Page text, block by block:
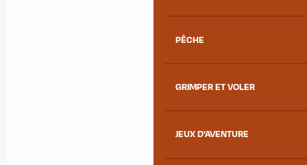
PÊCHE
GRIMPER ET VOLER
JEUX D'AVENTURE